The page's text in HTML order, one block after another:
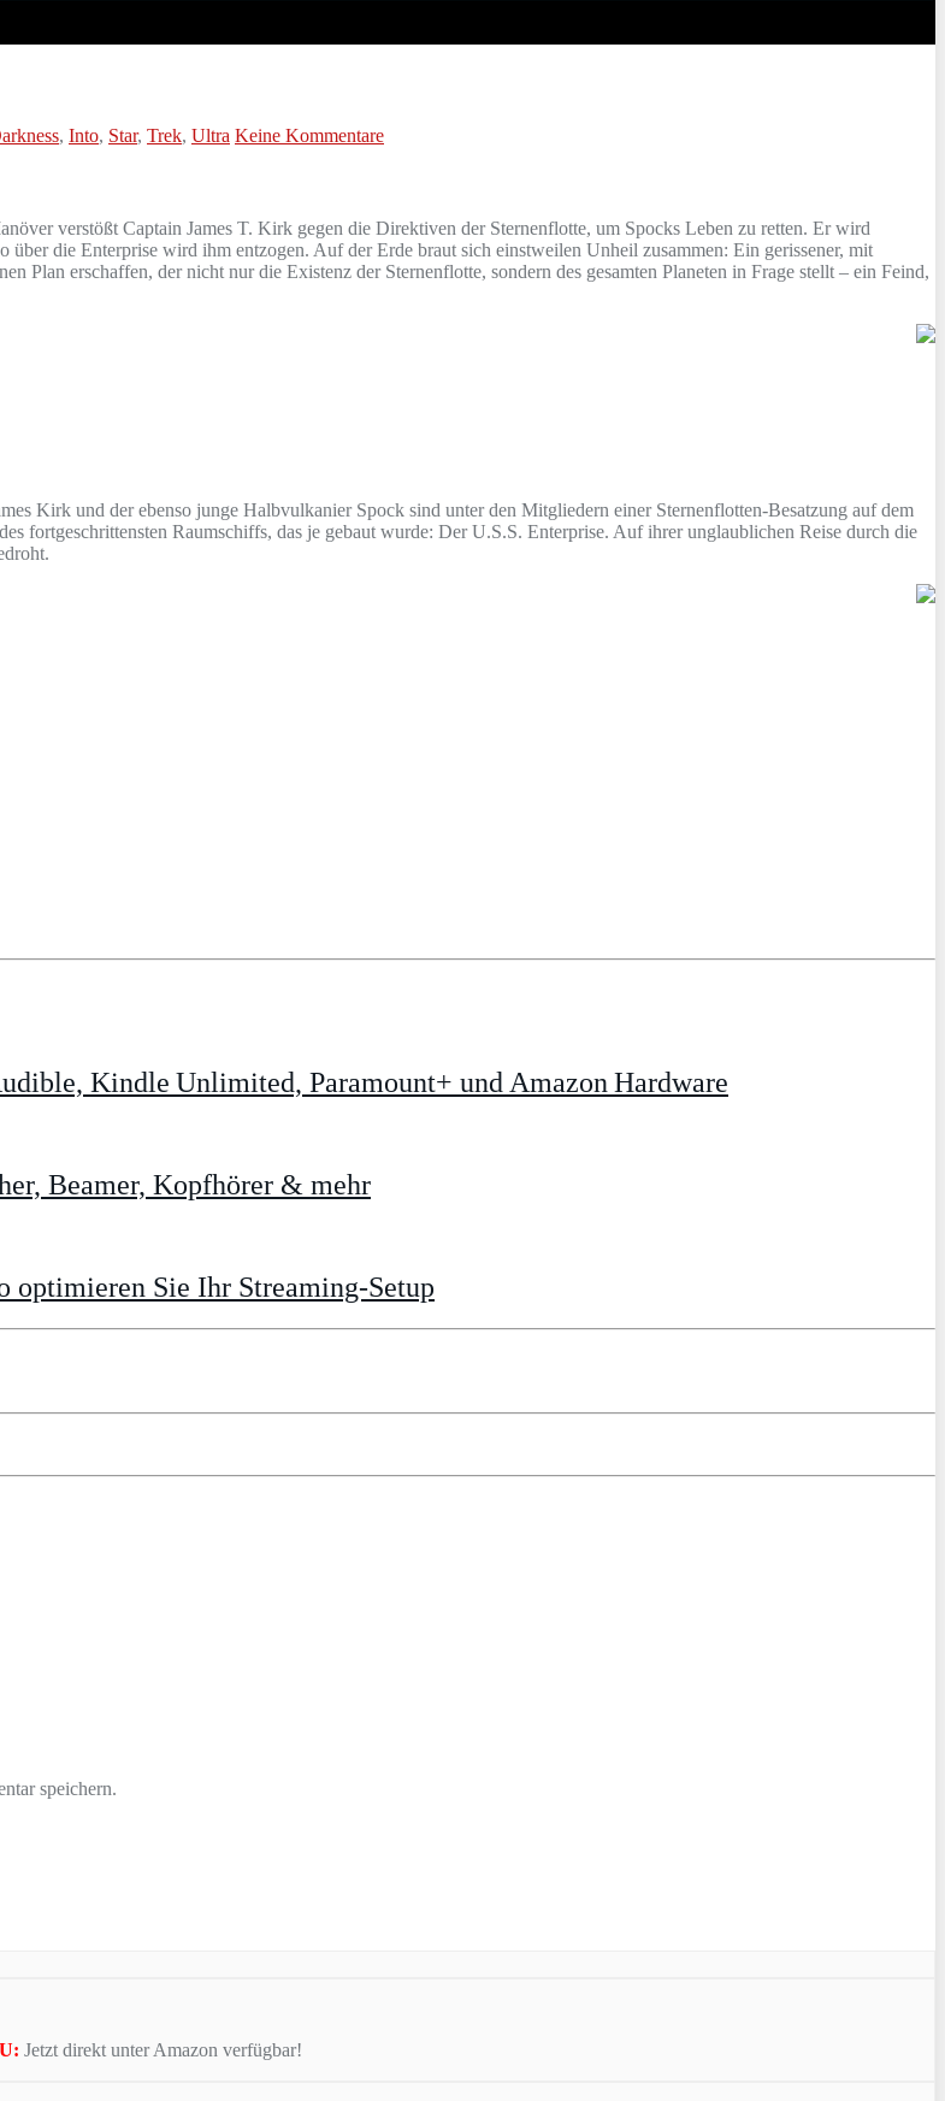
, Into, Star, Trek, Ultra Keine Kommentare
verstößt Captain James T. Kirk gegen die Direktiven der Sternenflotte, um Spocks Leben zu retten. Er wird
über die Enterprise wird ihm entzogen. Auf der Erde braut sich einstweilen Unheil zusammen: Ein gerissener, mit
Plan erschaffen, der nicht nur die Existenz der Sternenflotte, sondern des gesamten Planeten in Frage stellt – ein Feind,
Kirk und der ebenso junge Halbvulkanier Spock sind unter den Mitgliedern einer Sternenflotten-Besatzung auf dem
fortgeschrittensten Raumschiffs, das je gebaut wurde: Der U.S.S. Enterprise. Auf ihrer unglaublichen Reise durch die
Kindle Unlimited, Paramount+ und Amazon Hardware
Beamer, Kopfhörer & mehr
optimieren Sie Ihr Streaming-Setup
speichern.
Jetzt direkt unter Amazon verfügbar!